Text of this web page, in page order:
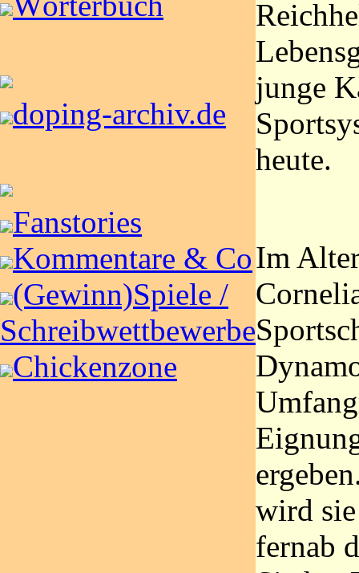
doping-archiv.de
Fanstories
Kommentare & Co
(Gewinn)Spiele /
Schreibwettbewerbe
Chickenzone
junge
heute.
Im
wird
fernab